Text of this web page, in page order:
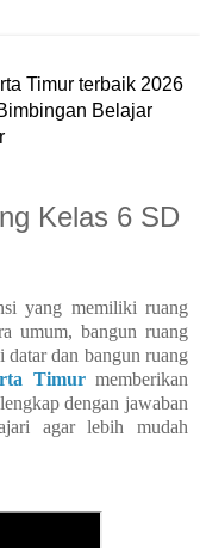
Timur terbaik 2026
Belajar
Kelas 6 SD
yang memiliki ruang
umum, bangun ruang
dan bangun ruang
Timurmemberikan
dengan jawaban
agar lebih mudah